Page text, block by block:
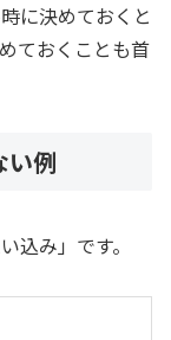
に決めておくと
ておくことも首
い例
込み」です。